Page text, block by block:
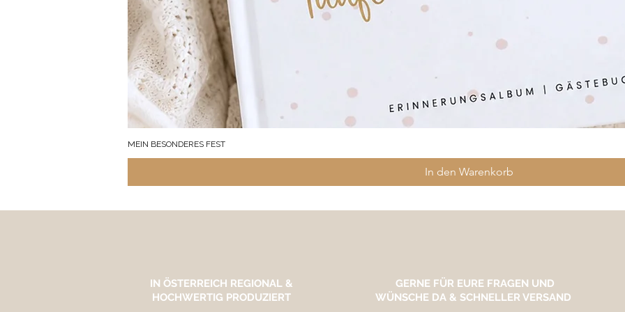
MEIN BESONDERES FEST
In den Warenkorb
IN ÖSTERREICH REGIONAL &
HOCHWERTIG PRODUZIERT
GERNE FÜR EURE FRAGEN UND
WÜNSCHE DA & SCHNELLER VERSAND